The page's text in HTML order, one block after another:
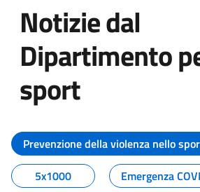
Notizie dal
Dipartimento
sport
Tutti i contenuti
Prevenzione della violenza nello
5x1000
Emergenza